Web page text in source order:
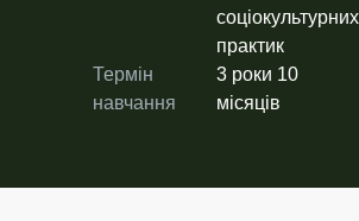
соціокультурних
практик
Термін
навчання
3 роки 10
місяців​